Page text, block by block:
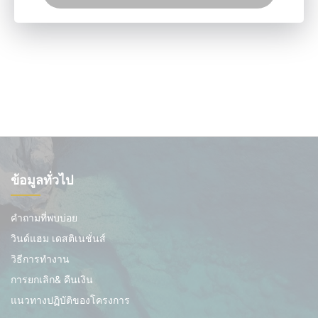
ข้อมูลทั่วไป
คำถามที่พบบ่อย
วินด์แฮม เดสติเนชั่นส์
วิธีการทำงาน
การยกเลิก& คืนเงิน
แนวทางปฏิบัติของโครงการ